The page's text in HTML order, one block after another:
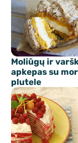
Moliūgų ir
apkepas su
plutele